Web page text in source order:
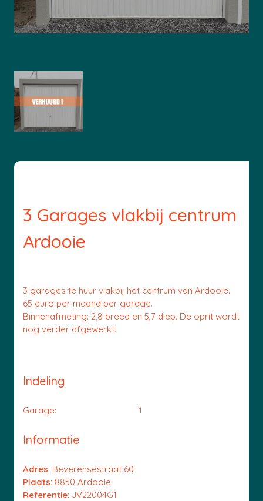
3 Garages vlakbij centrum
Ardooie
3 garages te huur vlakbij het centrum van Ardooie.
65 euro per maand per garage.
Binnenafmeting: 2,8 breed en 5,7 diep. De oprit wordt
nog verder afgewerkt.
Indeling
Garage: 1
Informatie
Adres: Beverensestraat 60
Plaats: 8850 Ardooie
Referentie: JV22004G1